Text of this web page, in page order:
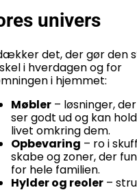
univers
det, der gør den
i hverdagen og for
i hjemmet:
Møbler – løsninger,
ser godt ud og kan
livet omkring dem.
Opbevaring – ro i
skabe og zoner, der
for hele familien.
Hylder og reoler –